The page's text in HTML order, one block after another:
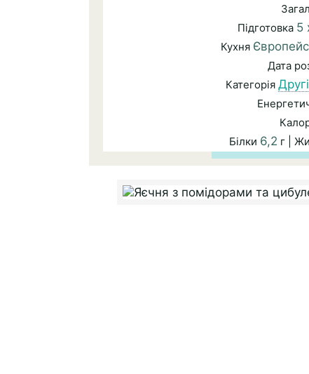
Підготовка 5
Кухня
Дата
Категорія
Білки 6,2 г |